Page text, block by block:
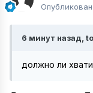
6 минут назад,
должно ли